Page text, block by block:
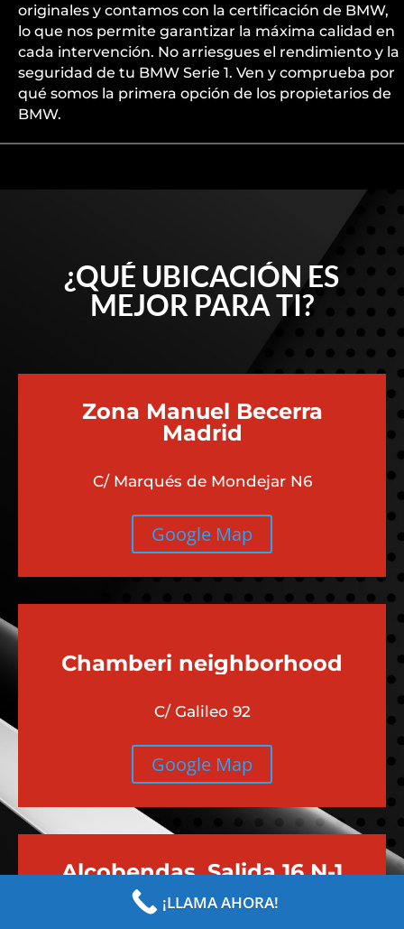
originales y contamos con la certificación de BMW,
lo que nos permite garantizar la máxima calidad en
cada intervención. No arriesgues el rendimiento y la
seguridad de tu BMW Serie 1. Ven y comprueba por
qué somos la primera opción de los propietarios de
BMW.
¿QUÉ UBICACIÓN ES
MEJOR PARA TI?
Zona Manuel Becerra
Madrid
C/ Marqués de Mondejar N6
Google Map
Chamberi neighborhood
C/ Galileo 92
Google Map
Alcobendas, Salida 16 N-1
Avenida de la Industria 14
¡LLAMA AHORA!